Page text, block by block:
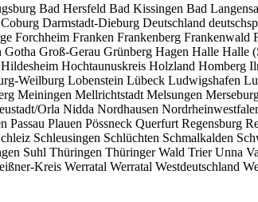
Bad Hersfeld Bad Kissingen Bad
Darmstadt-Dieburg Deutschland
Forchheim Franken Frankenberg
Gotha Groß-Gerau Grünberg Hagen Halle
Hochtaunuskreis Holzland
Weilburg Lobenstein Lübeck Ludwigshafen
Meiningen Mellrichtstadt Melsungen
Orla Nidda Nordhausen
Passau Plauen Pössneck Querfurt
Schleusingen Schlüchten Schmalkalden
Suhl Thüringen Thüringer Wald Trier Unna
Kreis Werratal Werratal Westdeutschland